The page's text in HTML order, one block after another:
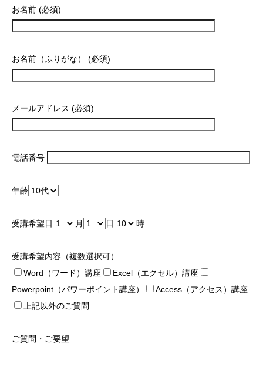
お名前 (必須)
お名前（ふりがな） (必須)
メールアドレス (必須)
電話番号
年齢
受講希望日 月 日 時
受講希望内容（複数選択可）
Word（ワード）講座
Excel（エクセル）講座
Powerpoint（パワーポイント講座）
Access（アクセス）講座
上記以外のご質問
ご質問・ご要望